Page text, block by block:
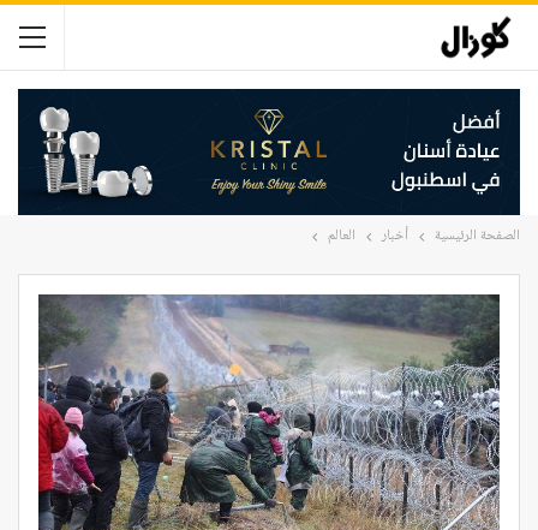
الصفحة الرئيسية أخبار العالم